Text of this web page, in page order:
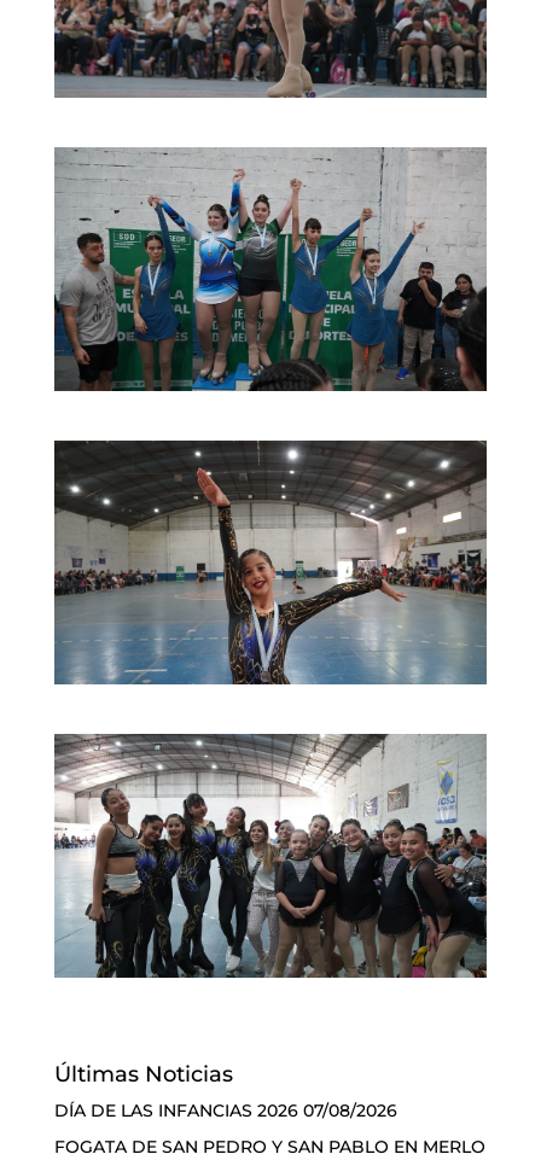
Últimas Noticias
DÍA DE LAS INFANCIAS 2026 07/08/2026
FOGATA DE SAN PEDRO Y SAN PABLO EN MERLO